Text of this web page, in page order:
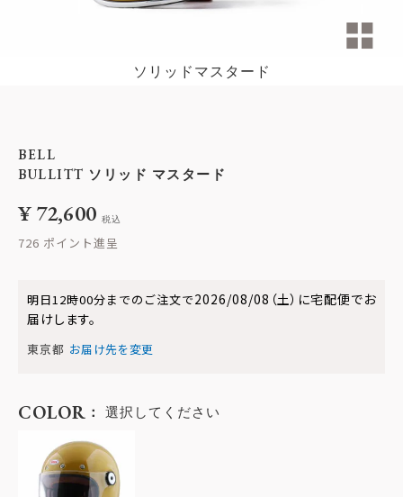
ソリッドマスタード
BELL
BULLITT ソリッド マスタード
¥72,600 税込
726
明日12時00分までのご注文で2026/08/08（土） に宅配便でお
届けします。
東京都 お届け先を変更
COLOR 選択してください